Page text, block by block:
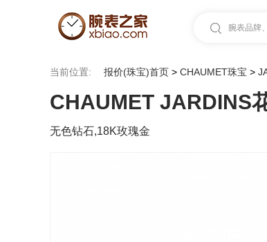
腕表品牌
当前位置: 报价(珠宝)首页 > CHAUMET珠宝 >
CHAUMET JARDINS
无色钻石,18K玫瑰金